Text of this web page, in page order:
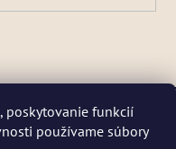
poskytovanie funkcií
používame súbory
ŽIADNE ZÁSIELKY. ☀️
vyhradené.Upraviť